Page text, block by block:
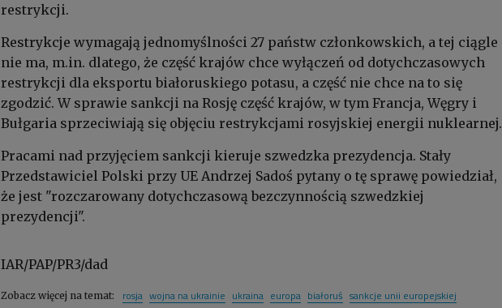
restrykcji.
Restrykcje wymagają jednomyślności 27 państw członkowskich, a tej ciągle
nie ma, m.in. dlatego, że część krajów chce wyłączeń od dotychczasowych
restrykcji dla eksportu białoruskiego potasu, a część nie chce na to się
zgodzić. W sprawie sankcji na Rosję część krajów, w tym Francja, Węgry i
Bułgaria sprzeciwiają się objęciu restrykcjami rosyjskiej energii nuklearnej.
Pracami nad przyjęciem sankcji kieruje szwedzka prezydencja. Stały
Przedstawiciel Polski przy UE Andrzej Sadoś pytany o tę sprawę powiedział,
że jest "rozczarowany dotychczasową bezczynnością szwedzkiej
prezydencji".
IAR/PAP/PR3/dad
Zobacz więcej na temat: rosja wojna na ukrainie ukraina europa białoruś sankcje unii europejskiej